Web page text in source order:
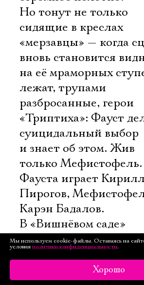
Но тонут не только
сидящие в креслах
«мерзавцы» — когда
вновь становится
на её мраморных
лежат, трупами
разбросанные, герои
«Триптиха»: Фауст
суицидальный выбор
и знает об этом. Жив
только Мефистофель.
Фауста играет Кирилл
Пирогов,
Карэн Бадалов.
В «Вишнёвом саде»
у ролей Фирса
и Прохожего несколько
составов, но первый —
Мы используем cookie-файлы. Оставаясь на
условия политики конфиденциальности.
Хорошо